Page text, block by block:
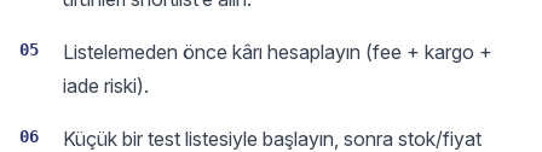
05
Listelemeden önce kârı hesaplayın (fee + kargo +
iade riski).
06
Küçük bir test listesiyle başlayın, sonra stok/fiyat